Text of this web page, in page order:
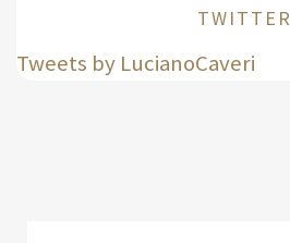
TWITTER
Tweets by LucianoCaveri